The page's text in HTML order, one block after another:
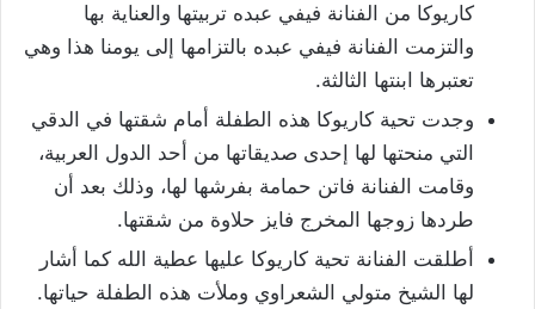
كاريوكا من الفنانة فيفي عبده تربيتها والعناية بها
والتزمت الفنانة فيفي عبده بالتزامها إلى يومنا هذا وهي
تعتبرها ابنتها الثالثة.
وجدت تحية كاريوكا هذه الطفلة أمام شقتها في الدقي
التي منحتها لها إحدى صديقاتها من أحد الدول العربية،
وقامت الفنانة فاتن حمامة بفرشها لها، وذلك بعد أن
طردها زوجها المخرج فايز حلاوة من شقتها.
أطلقت الفنانة تحية كاريوكا عليها عطية الله كما أشار
لها الشيخ متولي الشعراوي وملأت هذه الطفلة حياتها.